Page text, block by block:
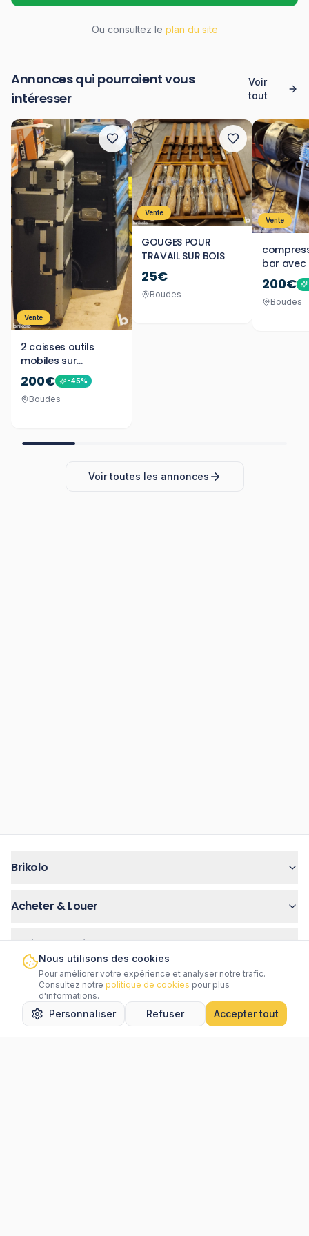
Ou consultez le plan du site
Annonces qui pourraient vous
intéresser
Voir
tout
Vente
2 caisses outils
mobiles sur
roulettes
200€ -45%
Boudes
Vente
GOUGES POUR
TRAVAIL SUR BOIS
25€
Boudes
Vente
bar avec
tampon
200€
Boudes
Voir toutes les annonces
Brikolo
Acheter & Louer
Outils populaires
Services
Aide
Accueil Rechercher Favoris Messages Menu
Nous utilisons des cookies
Pour améliorer votre expérience et analyser notre trafic.
Consultez notre politique de cookies pour plus
d'informations.
Personnaliser Refuser Accepter tout